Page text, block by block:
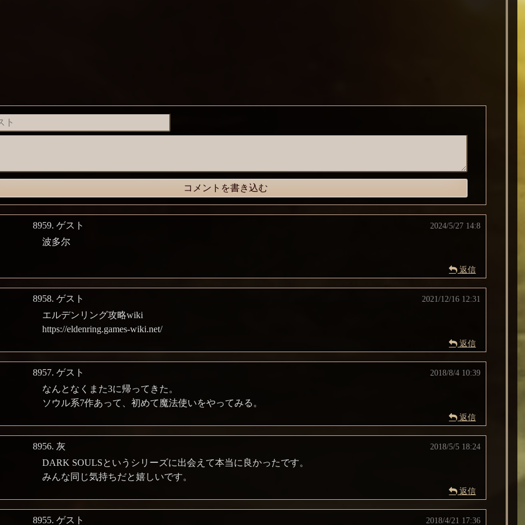
8959. ゲスト 2024/5/27 14:8
波多尔
返信
8958. ゲスト 2021/12/16 12:31
エルデンリング攻略wiki
https://eldenring.games-wiki.net/
返信
8957. ゲスト 2018/8/4 10:39
なんとなくまた3に帰ってきた。
ソウル系7作あって、初めて魔法使いをやってみる。
返信
8956. 灰 2018/5/5 18:24
DARK SOULSというシリーズに出会えて本当に良かったです。
みんな同じ気持ちだと嬉しいです。
返信
8955. ゲスト 2018/4/21 17:36